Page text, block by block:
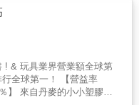
；商業文件以1頁或6
個以上的目標；人才多元
亞馬遜的祕
徹底執行的情報管理與經
1兆日圓，成長率逐年鈍化
&
的Juul Labs，很快就成為估
企業，但同時也招來廣大批
整個未成年新生代對尼古
衛手段；他們在外界對青
上升時，沒有採取果斷作
疫情嚇壞了民眾，更促使
品的審查趨於嚴格。根據
證明其產品有助於成年癮
青少年也不致成癮；然而
未能提供充分證據，連它
互相矛盾」，於是在2022
發布拒絕銷售命令
間，Juul前途未卜。 曾經
球第
第一！ 【營益率
塑膠積